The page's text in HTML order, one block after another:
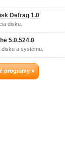
Defrag 1.0
disku.
5.0.524.0
a systému.
programy »